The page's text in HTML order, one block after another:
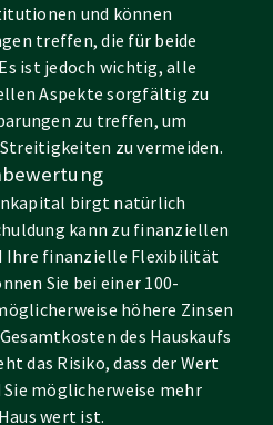
und können
treffen, die für beide
ist jedoch wichtig, alle
Aspekte sorgfältig zu
zu treffen, um
zu vermeiden.
birgt natürlich
kann zu finanziellen
Ihre finanzielle Flexibilität
Sie bei einer 100-
höhere Zinsen
des Hauskaufs
das Risiko, dass der Wert
möglicherweise mehr
wert ist.